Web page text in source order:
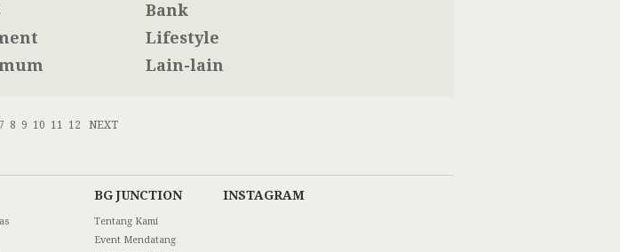
Bank
Lifestyle
Lain-lain
7 8 9 10 11 12 NEXT
BG JUNCTION INSTAGRAM
Tentang Kami
Event Mendatang